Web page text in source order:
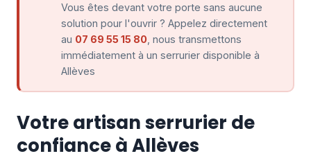
Vous êtes devant votre porte sans aucune
solution pour l'ouvrir ? Appelez directement
au 07 69 55 15 80 , nous transmettons
immédiatement à un serrurier disponible à
Allèves
Votre artisan serrurier de
confiance à Allèves